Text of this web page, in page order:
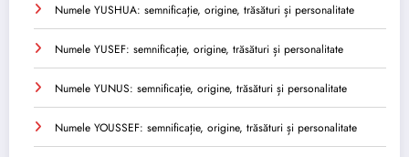
Numele YUSHUA: semnificație, origine, trăsături și personalitate
Numele YUSEF: semnificație, origine, trăsături și personalitate
Numele YUNUS: semnificație, origine, trăsături și personalitate
Numele YOUSSEF: semnificație, origine, trăsături și personalitate